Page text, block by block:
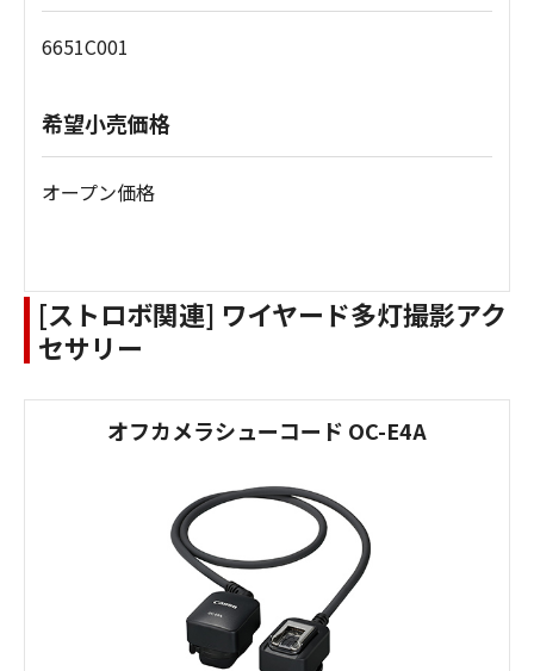
6651C001
希望小売価格
オープン価格
[ストロボ関連] ワイヤード多灯撮影アク
セサリー
オフカメラシューコード OC-E4A